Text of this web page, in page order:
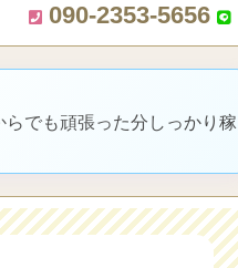
090-2353-5656
でも頑張った分しっかり稼